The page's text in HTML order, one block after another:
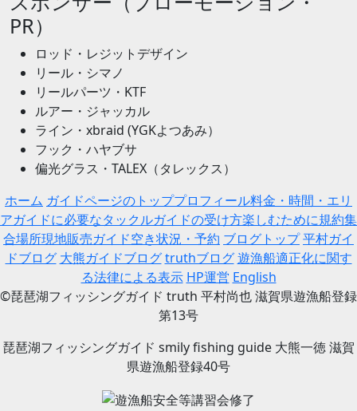
PR）
ロッド・レジットデザイン
リール・シマノ
リールパーツ・KTF
ルアー・ジャッカル
ライン・xbraid (YGKよつあみ）
フック・ハヤブサ
偏光グラス・TALEX（タレックス）
ホーム ガイドページのトッププロフィール料金・時間・エリ
アガイドに必要なタックルガイドの受け方楽しむために規約集
合場所現地販売ガイド空き状況・予約 ブログトップ平村ガイ
ドブログ 大熊ガイドブログ truthブログ 遊漁船適正化に関す
る法律による表示 HP運営 English
©琵琶湖フィッシングガイド truth 平村尚也 滋賀県遊漁船登録
第13号
琵琶湖フィッシングガイド smily fishing guide 大熊一徳 滋賀
県遊漁船登録40号